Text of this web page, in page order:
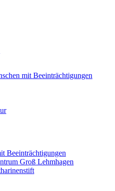
mit Beeinträchtigungen
Beeinträchtigungen
Groß Lehmhagen